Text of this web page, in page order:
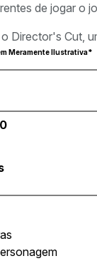
de jogar o
Director's Cut,
Meramente Ilustrativa*